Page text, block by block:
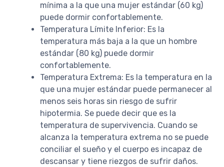
mínima a la que una mujer estándar (60 kg)
puede dormir confortablemente.
Temperatura Límite Inferior: Es la
temperatura más baja a la que un hombre
estándar (80 kg) puede dormir
confortablemente.
Temperatura Extrema: Es la temperatura en la
que una mujer estándar puede permanecer al
menos seis horas sin riesgo de sufrir
hipotermia. Se puede decir que es la
temperatura de supervivencia. Cuando se
alcanza la temperatura extrema no se puede
conciliar el sueño y el cuerpo es incapaz de
descansar y tiene riezgos de sufrir daños.